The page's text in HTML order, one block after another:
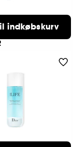
OFF/ON
indkøbskurv